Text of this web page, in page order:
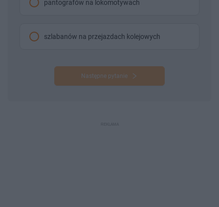
pantografów na lokomotywach
szlabanów na przejazdach kolejowych
Następne pytanie